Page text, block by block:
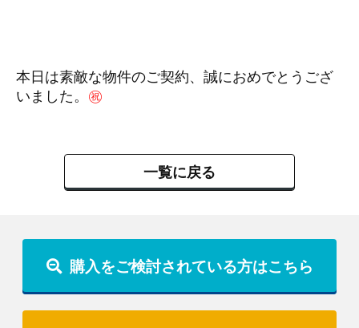
本日は素敵な物件のご契約、誠におめでとうござ
いました。 ㊗
一覧に戻る
購入をご検討されている方はこちら